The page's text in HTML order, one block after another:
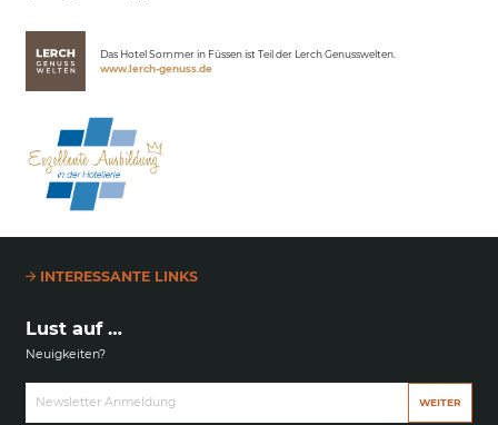
Das Hotel Sommer in Füssen ist Teil der Lerch Genusswelten.
www.lerch-genuss.de
INTERESSANTE LINKS
Lust auf …
Neuigkeiten?
Newsletter Anmeldung WEITER